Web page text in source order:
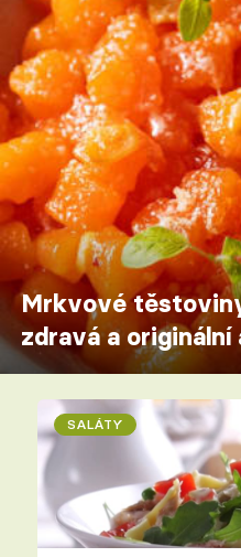
Mrkvové
zdravá a
SALÁTY